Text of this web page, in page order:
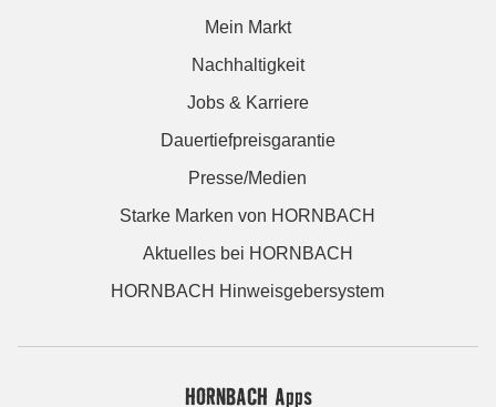
Mein Markt
Nachhaltigkeit
Jobs & Karriere
Dauertiefpreisgarantie
Presse/Medien
Starke Marken von HORNBACH
Aktuelles bei HORNBACH
HORNBACH Hinweisgebersystem
HORNBACH Apps